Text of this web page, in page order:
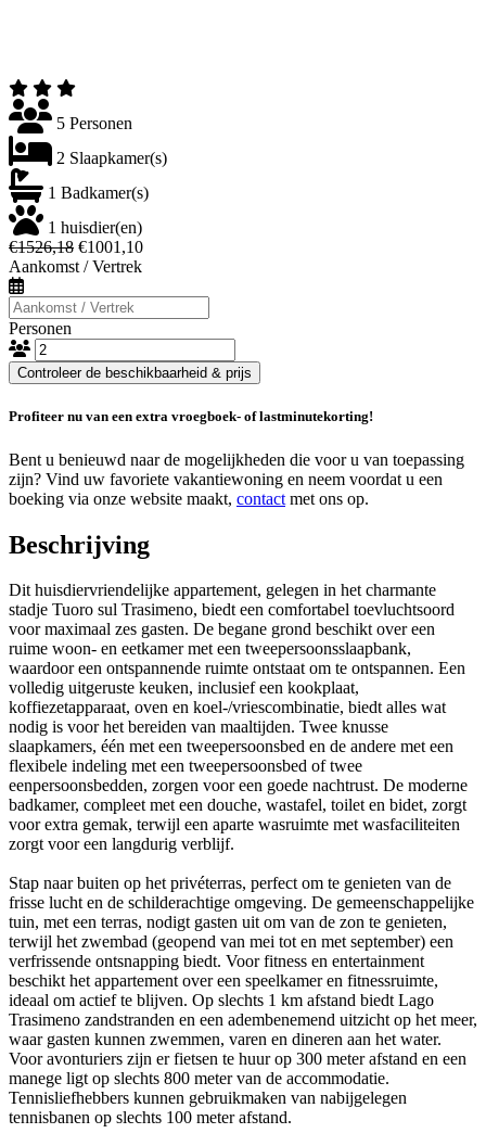
5 Personen
2 Slaapkamer(s)
1 Badkamer(s)
1 huisdier(en)
€1526,18 €1001,10
Aankomst / Vertrek
Personen
Controleer de beschikbaarheid & prijs
Profiteer nu van een extra vroegboek- of lastminutekorting!
Bent u benieuwd naar de mogelijkheden die voor u van toepassing
zijn? Vind uw favoriete vakantiewoning en neem voordat u een
boeking via onze website maakt, contact met ons op.
Beschrijving
Dit huisdiervriendelijke appartement, gelegen in het charmante
stadje Tuoro sul Trasimeno, biedt een comfortabel toevluchtsoord
voor maximaal zes gasten. De begane grond beschikt over een
ruime woon- en eetkamer met een tweepersoonsslaapbank,
waardoor een ontspannende ruimte ontstaat om te ontspannen. Een
volledig uitgeruste keuken, inclusief een kookplaat,
koffiezetapparaat, oven en koel-/vriescombinatie, biedt alles wat
nodig is voor het bereiden van maaltijden. Twee knusse
slaapkamers, één met een tweepersoonsbed en de andere met een
flexibele indeling met een tweepersoonsbed of twee
eenpersoonsbedden, zorgen voor een goede nachtrust. De moderne
badkamer, compleet met een douche, wastafel, toilet en bidet, zorgt
voor extra gemak, terwijl een aparte wasruimte met wasfaciliteiten
zorgt voor een langdurig verblijf.
Stap naar buiten op het privéterras, perfect om te genieten van de
frisse lucht en de schilderachtige omgeving. De gemeenschappelijke
tuin, met een terras, nodigt gasten uit om van de zon te genieten,
terwijl het zwembad (geopend van mei tot en met september) een
verfrissende ontsnapping biedt. Voor fitness en entertainment
beschikt het appartement over een speelkamer en fitnessruimte,
ideaal om actief te blijven. Op slechts 1 km afstand biedt Lago
Trasimeno zandstranden en een adembenemend uitzicht op het meer,
waar gasten kunnen zwemmen, varen en dineren aan het water.
Voor avonturiers zijn er fietsen te huur op 300 meter afstand en een
manege ligt op slechts 800 meter van de accommodatie.
Tennisliefhebbers kunnen gebruikmaken van nabijgelegen
tennisbanen op slechts 100 meter afstand.